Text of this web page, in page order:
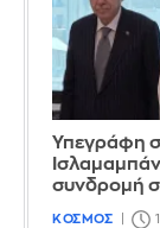
Υπεγράφη
συνδρομή
ΚΟΣΜΟΣ